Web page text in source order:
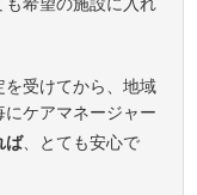
も希望の施設に入れ
受けてから、地域
ケアマネージャー
ば、とても安心で